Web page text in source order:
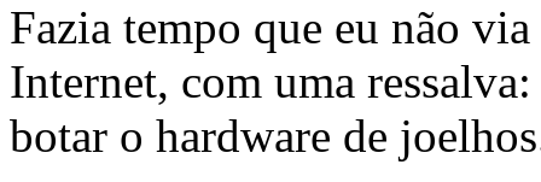
Fazia tempo que eu não
Internet, com uma
botar o hardware de